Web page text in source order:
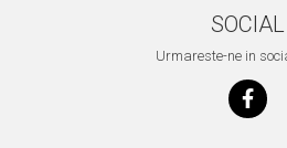
SOCIAL
Urmareste-ne in